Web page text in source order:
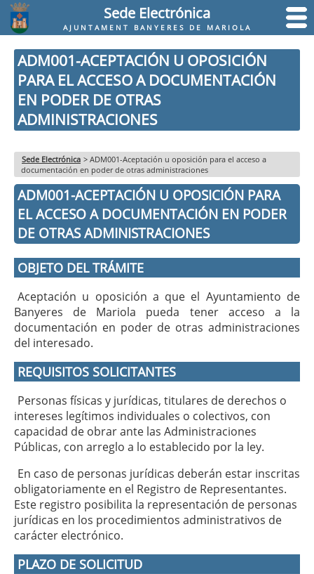
Sede Electrónica
AJUNTAMENT BANYERES DE MARIOLA
ADM001-ACEPTACIÓN U OPOSICIÓN
PARA EL ACCESO A DOCUMENTACIÓN
EN PODER DE OTRAS
ADMINISTRACIONES
Sede Electrónica > ADM001-Aceptación u oposición para el acceso a
documentación en poder de otras administraciones
ADM001-ACEPTACIÓN U OPOSICIÓN PARA
EL ACCESO A DOCUMENTACIÓN EN PODER
DE OTRAS ADMINISTRACIONES
OBJETO DEL TRÁMITE
Aceptación u oposición a que el Ayuntamiento de
Banyeres de Mariola pueda tener acceso a la
documentación en poder de otras administraciones
del interesado.
REQUISITOS SOLICITANTES
Personas físicas y jurídicas, titulares de derechos o
intereses legítimos individuales o colectivos, con
capacidad de obrar ante las Administraciones
Públicas, con arreglo a lo establecido por la ley.
En caso de personas jurídicas deberán estar inscritas
obligatoriamente en el Registro de Representantes.
Este registro posibilita la representación de personas
jurídicas en los procedimientos administrativos de
carácter electrónico.
PLAZO DE SOLICITUD